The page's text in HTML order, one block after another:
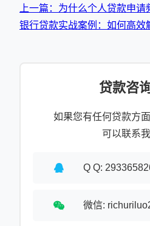
上一篇：为什么个人贷款申请
银行贷款实战案例：如何高效
贷款咨
如果您有任何贷款方
可以联系我
Q Q:
微信: